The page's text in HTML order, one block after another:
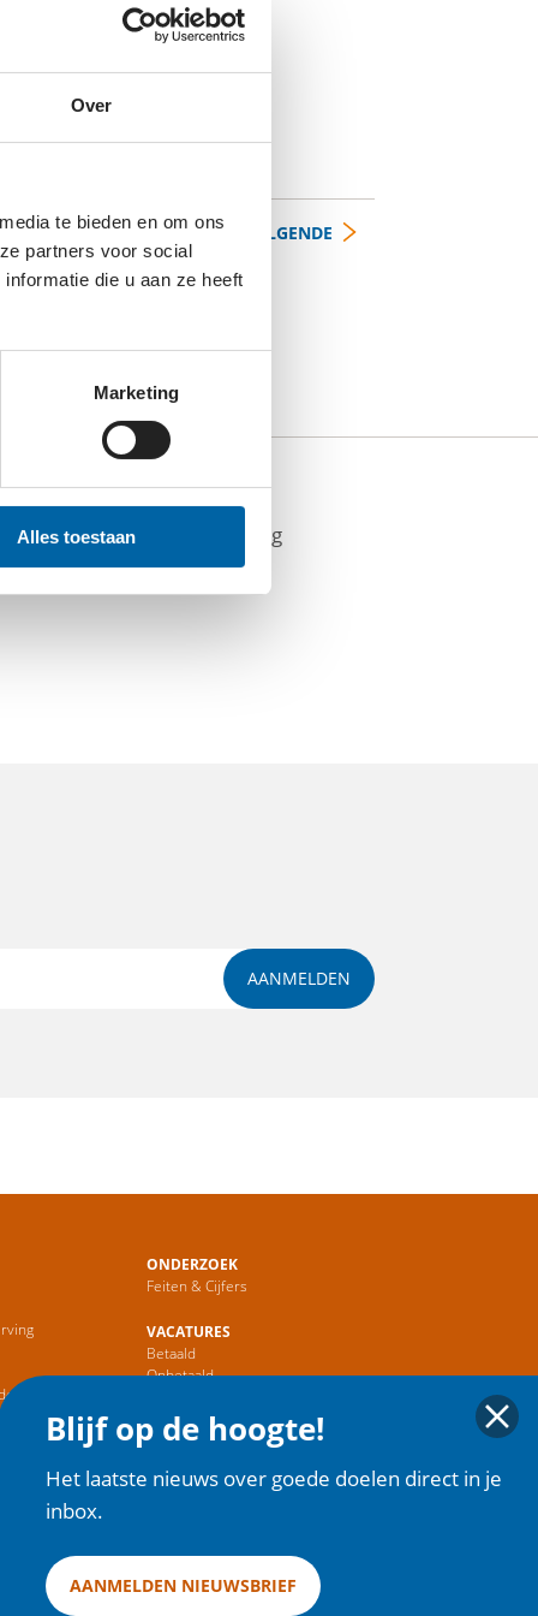
Over
te bieden en om ons
partners voor social
die u aan ze heeft
Marketing
Alles toestaan
VOLGENDE
2026
bij geven via crowdfunding
AANMELDEN
Blijf op de hoogte!
Het laatste nieuws over goede doelen direct in je
inbox.
AANMELDEN NIEUWSBRIEF
Sector
ONDERZOEK
Feiten & Cijfers
VACATURES
Betaald
Onbetaald
HOME